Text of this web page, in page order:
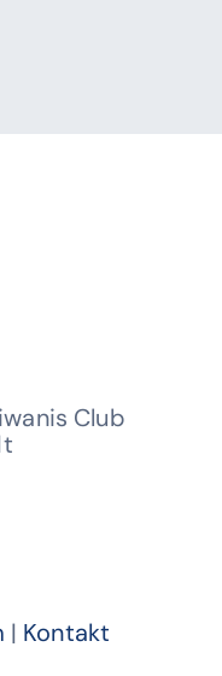
Club
| Kontakt